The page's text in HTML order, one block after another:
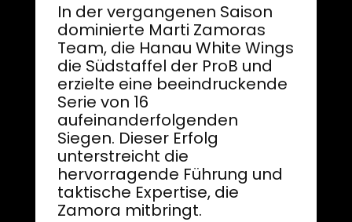
In der vergangenen Saison
dominierte Marti Zamoras
Team, die Hanau White Wings
die Südstaffel der ProB und
erzielte eine beeindruckende
Serie von 16
aufeinanderfolgenden
Siegen. Dieser Erfolg
unterstreicht die
hervorragende Führung und
taktische Expertise, die
Zamora mitbringt.